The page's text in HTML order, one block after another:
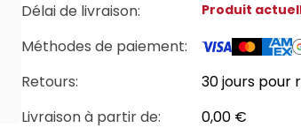
Délai de livraison: Produit
Méthodes de paiement:
Retours:
30 jours pour
Livraison à partir de: 0,00 €